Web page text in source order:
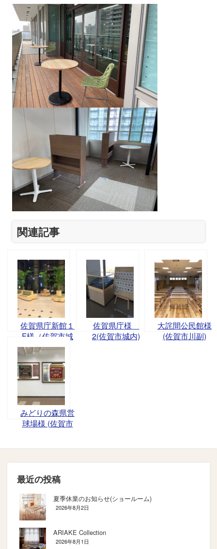
関連記事
佐賀県庁新館１
F様（佐賀市城
内）
佐賀県庁様
2(佐賀市城内)
大詫間公民館様
(佐賀市川副)
みどりの森県営
球場様 (佐賀市
最近の投稿
夏季休業のお知らせ(ショールーム)
2026年8月2日
ARIAKE Collection
2026年8月1日